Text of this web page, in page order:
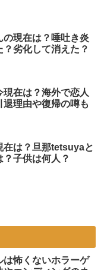
の現在は？唾吐き炎
？劣化して消えた？
現在は？海外で恋人
退理由や復帰の噂も
在は？旦那tetsuyaと
子供は何人？
は怖くないホラーゲ